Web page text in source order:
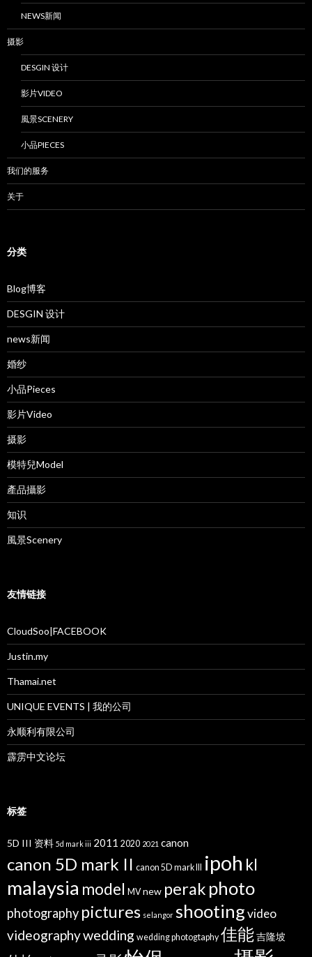
NEWS新闻
摄影
DESGIN 设计
影片VIDEO
風景SCENERY
小品PIECES
我们的服务
关于
分类
Blog博客
DESGIN 设计
news新闻
婚纱
小品Pieces
影片Video
摄影
模特兒Model
產品攝影
知识
風景Scenery
友情链接
CloudSoo|FACEBOOK
Justin.my
Thamai.net
UNIQUE EVENTS | 我的公司
永顺利有限公司
霹雳中文论坛
标签
5D III 资料 5d mark iii 2011 2020 2021 canon
canon 5D mark II canon 5D mark III ipoh kl
malaysia model MV new perak photo
photography pictures selangor shootingvideo
videographywedding wedding photogtaphy 佳能吉隆坡